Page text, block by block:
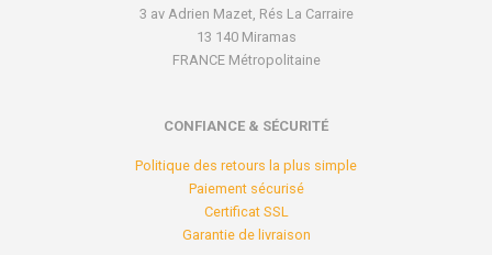
3 av Adrien Mazet, Rés La Carraire
13 140 Miramas
FRANCE Métropolitaine
CONFIANCE & SÉCURITÉ
Politique des retours la plus simple
Paiement sécurisé
Certificat SSL
Garantie de livraison